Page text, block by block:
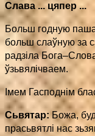
Слава ... цяпер ...
Больш годную
больш слаўную за
радзіла
ўзьвялічваем.
Імем Гасподнім
Сьвятар:Божа,
прасьвятлі нас